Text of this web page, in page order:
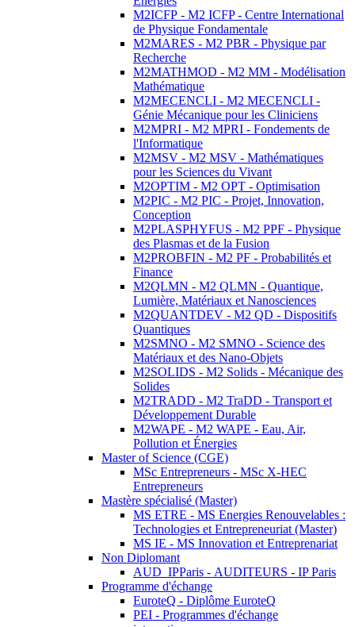
M2ICFP - M2 ICFP - Centre International
de Physique Fondamentale
M2MARES - M2 PBR - Physique par
Recherche
M2MATHMOD - M2 MM - Modélisation
Mathématique
M2MECENCLI - M2 MECENCLI -
Génie Mécanique pour les Cliniciens
M2MPRI - M2 MPRI - Fondements de
l'Informatique
M2MSV - M2 MSV - Mathématiques
pour les Sciences du Vivant
M2OPTIM - M2 OPT - Optimisation
M2PIC - M2 PIC - Projet, Innovation,
Conception
M2PLASPHYFUS - M2 PPF - Physique
des Plasmas et de la Fusion
M2PROBFIN - M2 PF - Probabilités et
Finance
M2QLMN - M2 QLMN - Quantique,
Lumière, Matériaux et Nanosciences
M2QUANTDEV - M2 QD - Dispositifs
Quantiques
M2SMNO - M2 SMNO - Science des
Matériaux et des Nano-Objets
M2SOLIDS - M2 Solids - Mécanique des
Solides
M2TRADD - M2 TraDD - Transport et
Développement Durable
M2WAPE - M2 WAPE - Eau, Air,
Pollution et Énergies
Master of Science (CGE)
MSc Entrepreneurs - MSc X-HEC
Entrepreneurs
Mastère spécialisé (Master)
MS ETRE - MS Energies Renouvelables :
Technologies et Entrepreneuriat (Master)
MS IE - MS Innovation et Entreprenariat
Non Diplomant
AUD_IPParis - AUDITEURS - IP Paris
Programme d'échange
EuroteQ - Diplôme EuroteQ
PEI - Programmes d'échange